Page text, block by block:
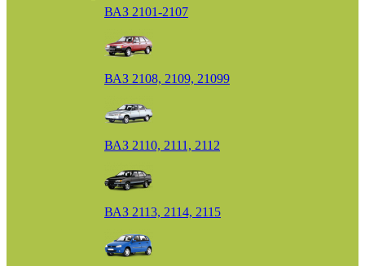
ВАЗ 2101-2107
ВАЗ 2108, 2109, 21099
ВАЗ 2110, 2111, 2112
ВАЗ 2113, 2114, 2115